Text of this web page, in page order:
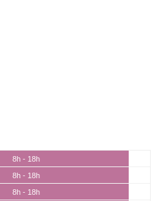
8h - 18h
8h - 18h
8h - 18h